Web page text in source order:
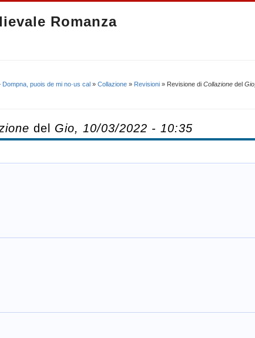
Romanza
Dompna, puois de mi no·us cal » Collazione » Revisioni » Revisione di Collazione del Gio,
del Gio, 10/03/2022 - 10:35